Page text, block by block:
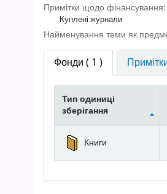
Примітки щодо фінансування:
Куплені журнали
Найменування теми як
Фонди ( 1 )
Фонди
Тип одиниці
зберігання
Книги